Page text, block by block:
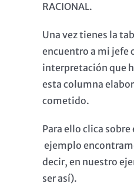
RACIONAL.
Una vez tienes la
encuentro a mi jefe
interpretación que
esta columna
cometido.
Para ello clica
ejemplo
decir, en nuestro
ser así).